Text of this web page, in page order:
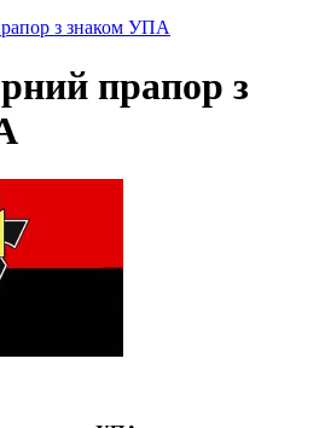
з знаком УПА
прапор з